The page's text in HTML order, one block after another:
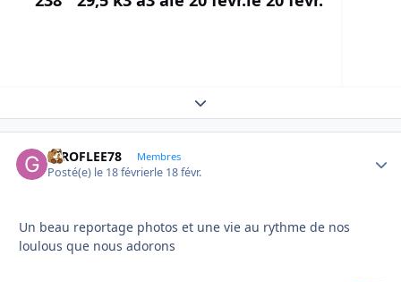
Expand topic overview
GIROFLEE78 Membres
Posté(e) le 18 févrierle 18 févr.
Un beau reportage photos et une vie au rythme de nos
loulous que nous adorons